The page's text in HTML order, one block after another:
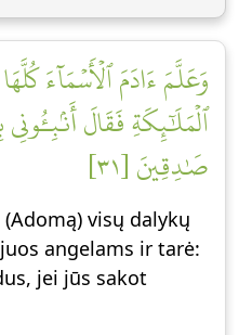
وَعَلَّمَ ءَادَمَ ٱلۡأَسۡمَآءَ
ٱلۡمَلَٰٓئِكَةِ فَقَالَ
صَٰدِقِينَ [٣١]
visų dalykų
angelams ir tarė:
jei jūs sakot